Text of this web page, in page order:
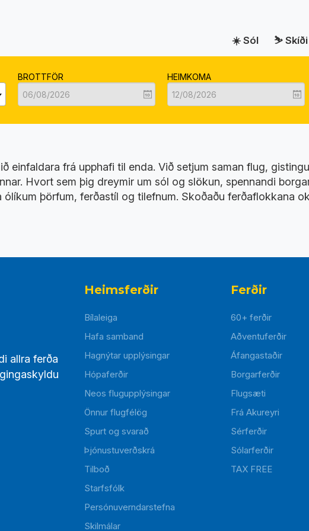
Sól Skíði
BROTTFÖR HEIMKOMA
einfaldara frá upphafi til enda. Við setjum saman flug,
Hvort sem þig dreymir um sól og slökun, spennandi
þörfum, ferðastíl og tilefnum. Skoðaðu ferðaflokkana
allra ferða
Heimsferðir
Bílaleiga
Hafa samband
Hagnýtar upplýsingar
Hópaferðir
Neos flugupplýsingar
Önnur flugfélög
Spurt og svarað
Þjónustuverðskrá
Tilboð
Starfsfólk
Persónuverndarstefna
Skilmálar
Ferðir
60+ ferðir
Aðventuferðir
Áfangastaðir
Borgarferðir
Flugsæti
Frá Akureyri
Sérferðir
Sólarferðir
TAX FREE